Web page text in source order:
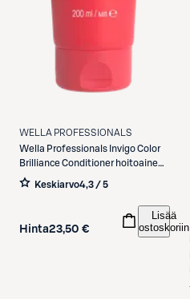
WELLA PROFESSIONALS
Wella Professionals Invigo Color
Brilliance Conditioner hoitoaine
200 ml
Keskiarvo4,3 / 5
Hinta23,50 €
Lisää
ostoskoriin